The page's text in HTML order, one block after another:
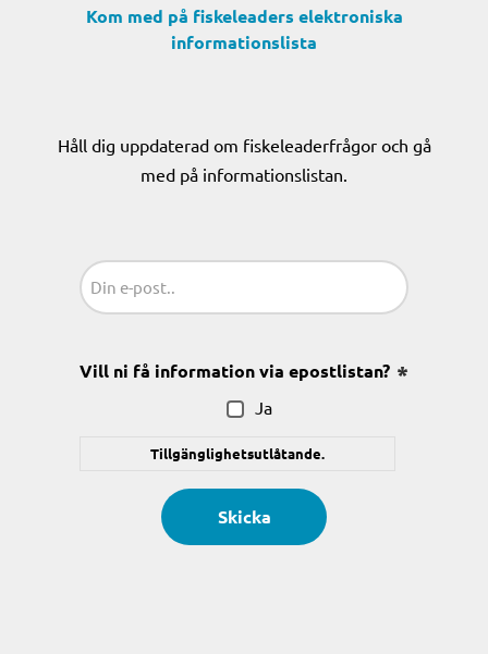
Kom med på fiskeleaders elektroniska
informationslista
Håll dig uppdaterad om fiskeleaderfrågor och gå
med på informationslistan.
Vill ni få information via epostlistan?
Ja
Tillgänglighetsutlåtande.